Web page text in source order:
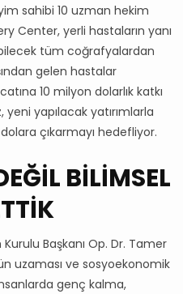
sahibi 10 uzman hekim
Center, yerli hastaların yanı
tüm coğrafyalardan
gelen hastalar
10 milyon dolarlık katkı
yapılacak yatırımlarla
çıkarmayı hedefliyor.
BİLİMSEL
Başkanı Op. Dr. Tamer
uzaması ve sosyoekonomik
genç kalma,